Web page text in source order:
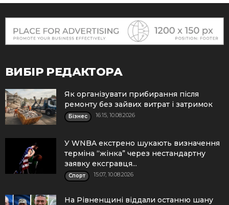
ВИБІР РЕДАКТОРА
Як організувати прибирання після
ремонту без зайвих витрат і затримок
Бізнес 16:15, 10.08.2026
У WNBA екстрено шукають визначення
терміна “жінка” через нестандартну
заявку ексгравця...
Спорт 15:07, 10.08.2026
На Рівненщині віддали останню шану